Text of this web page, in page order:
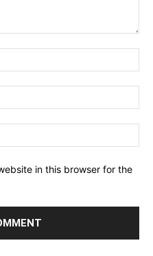
in this browser for the